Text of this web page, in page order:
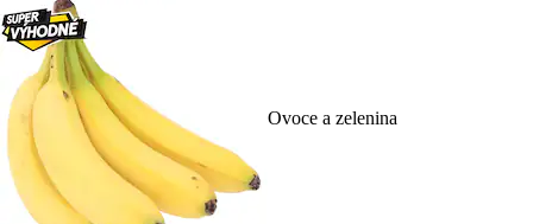
Ovoce a zelenina